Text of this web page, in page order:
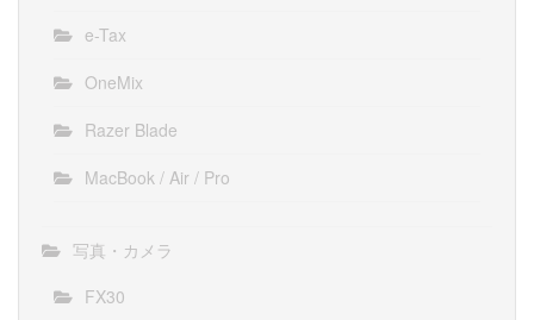
e-Tax
OneMix
Razer Blade
MacBook / Air / Pro
写真・カメラ
FX30